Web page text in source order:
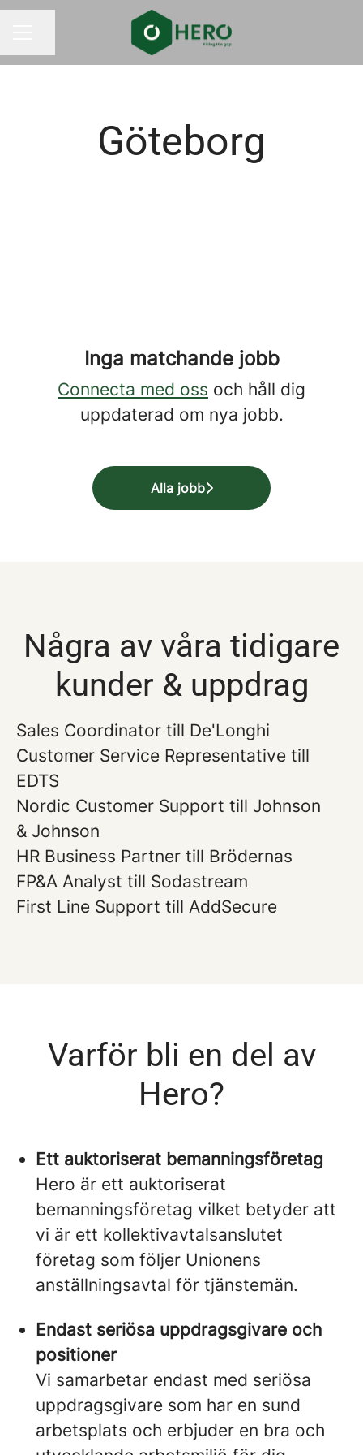
Göteborg
Inga matchande jobb
Connecta med oss och håll dig
uppdaterad om nya jobb.
Alla jobb
Några av våra tidigare
kunder & uppdrag
Sales Coordinator till De'Longhi
Customer Service Representative till
EDTS
Nordic Customer Support till Johnson
& Johnson
HR Business Partner till Brödernas
FP&A Analyst till Sodastream
First Line Support till AddSecure
Varför bli en del av
Hero?
Ett auktoriserat bemanningsföretag
Hero är ett auktoriserat
bemanningsföretag vilket betyder att
vi är ett kollektivavtalsanslutet
företag som följer Unionens
anställningsavtal för tjänstemän.
Endast seriösa uppdragsgivare och
positioner
Vi samarbetar endast med seriösa
uppdragsgivare som har en sund
arbetsplats och erbjuder en bra och